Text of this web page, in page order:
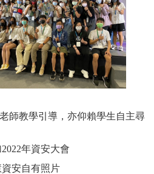
傳圖片
，執行科學與工程問題模
、演繹。
師教學引導，亦仰賴學生自主尋
年資安大會
安自有照片